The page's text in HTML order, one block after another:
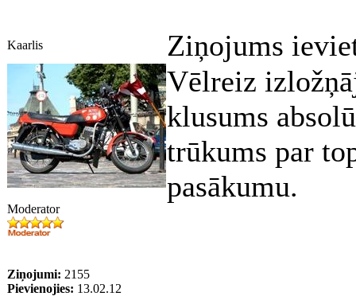
Kaarlis Ziņojums
Moderator
Ziņojumi: 2155
Pievienojies: 13.02.12
Vēlreiz
klusums
trūkums par
pasākumu.